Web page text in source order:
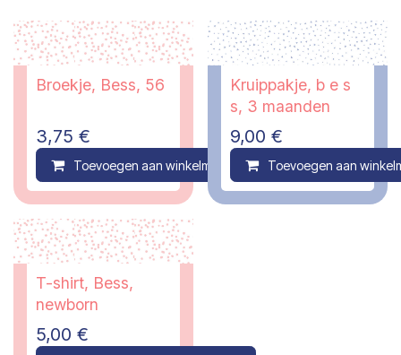
Broekje, Bess, 56
3,75 €
Toevoegen aan winkelmandje Compare
Kruippakje, b e s
s, 3 maanden
9,00 €
Toevoegen aan
T-shirt, Bess,
newborn
5,00 €